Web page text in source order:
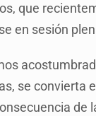
anticipa más
De la
la mira: La
que
en sesión
se convierta